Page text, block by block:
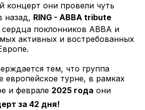
концерт они провели чуть
назад, RING - ABBA tribute
поклонников ABBA и
активных и востребованных
тем, что группа
европейское турне, в рамках
и феврале 2025 года они
за 42 дня!